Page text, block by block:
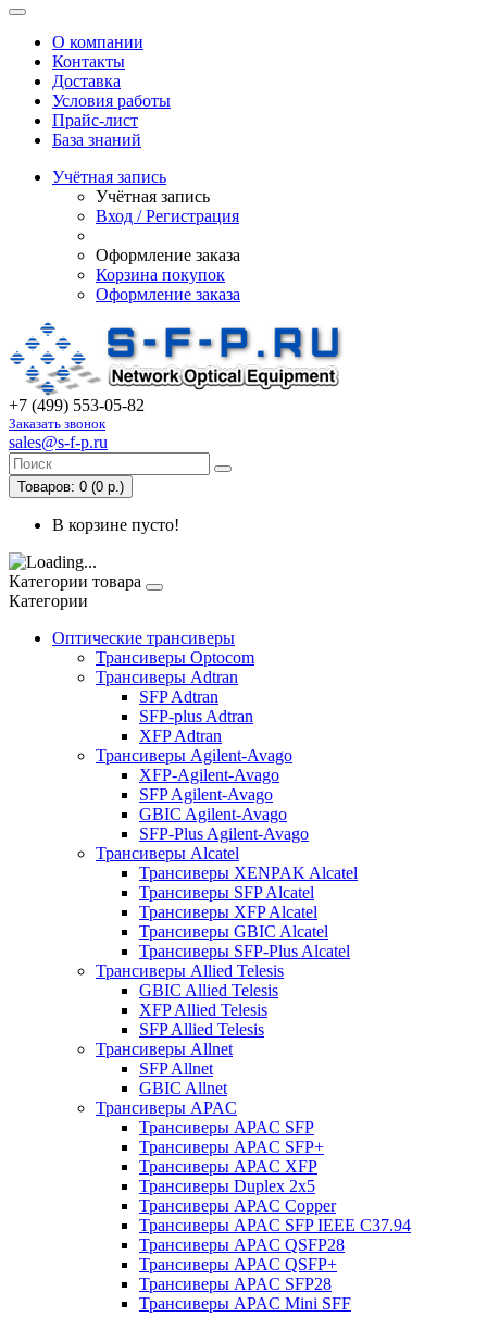
О компании
Контакты
Доставка
Условия работы
Прайс-лист
База знаний
Учётная запись
Учётная запись
Вход / Регистрация
Оформление заказа
Корзина покупок
Оформление заказа
+7 (499) 553-05-82
Заказать звонок
sales@s-f-p.ru
Товаров: 0 (0 р.)
В корзине пусто!
Категории товара
Категории
Оптические трансиверы
Трансиверы Optocom
Трансиверы Adtran
SFP Adtran
SFP-plus Adtran
XFP Adtran
Трансиверы Agilent-Avago
XFP-Agilent-Avago
SFP Agilent-Avago
GBIC Agilent-Avago
SFP-Plus Agilent-Avago
Трансиверы Alcatel
Трансиверы XENPAK Alcatel
Трансиверы SFP Alcatel
Трансиверы XFP Alcatel
Трансиверы GBIC Alcatel
Трансиверы SFP-Plus Alcatel
Трансиверы Allied Telesis
GBIC Allied Telesis
XFP Allied Telesis
SFP Allied Telesis
Трансиверы Allnet
SFP Allnet
GBIC Allnet
Трансиверы APAC
Трансиверы APAC SFP
Трансиверы APAC SFP+
Трансиверы APAC XFP
Трансиверы Duplex 2x5
Трансиверы APAC Copper
Трансиверы APAC SFP IEEE C37.94
Трансиверы APAC QSFP28
Трансиверы APAC QSFP+
Трансиверы APAC SFP28
Трансиверы APAC Mini SFF